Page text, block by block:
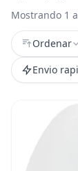
Mostrando 1
Ordenar
Envio